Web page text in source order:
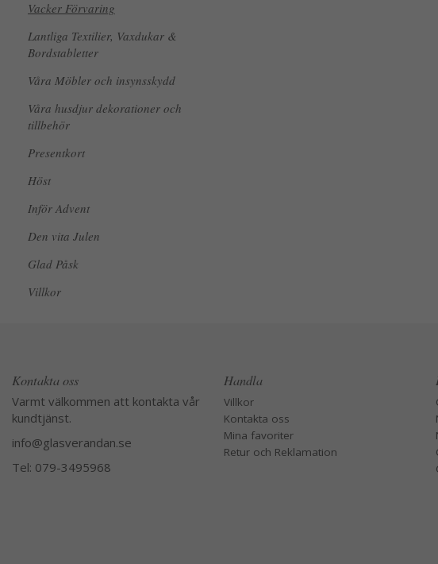
Vacker Förvaring
Lantliga Textilier, Vaxdukar &
Bordstabletter
Våra Möbler och insynsskydd
Våra husdjur dekorationer och
tillbehör
Presentkort
Höst
Inför Advent
Den vita Julen
Glad Påsk
Villkor
Kontakta oss
Varmt välkommen att kontakta vår
kundtjänst.
info@glasverandan.se
Tel: 079-3495968
Handla
Villkor
Kontakta oss
Mina favoriter
Retur och Reklamation